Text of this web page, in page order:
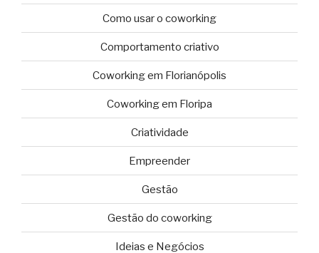
Como usar o coworking
Comportamento criativo
Coworking em Florianópolis
Coworking em Floripa
Criatividade
Empreender
Gestão
Gestão do coworking
Ideias e Negócios